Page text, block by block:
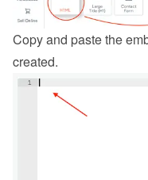
Copy and paste the
created.